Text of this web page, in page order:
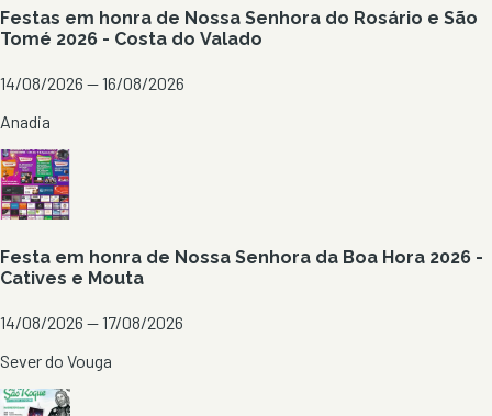
Festas em honra de Nossa Senhora do Rosário e São
Tomé 2026 - Costa do Valado
14/08/2026 — 16/08/2026
Anadia
Festa em honra de Nossa Senhora da Boa Hora 2026 -
Catives e Mouta
14/08/2026 — 17/08/2026
Sever do Vouga